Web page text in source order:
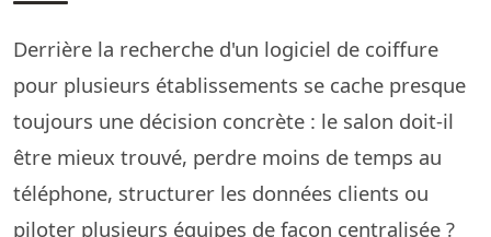
Derrière la recherche d'un logiciel de coiffure
pour plusieurs établissements se cache presque
toujours une décision concrète : le salon doit-il
être mieux trouvé, perdre moins de temps au
téléphone, structurer les données clients ou
piloter plusieurs équipes de façon centralisée ?